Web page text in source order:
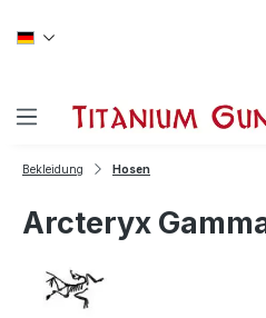
Bekleidung Hosen
Arcteryx